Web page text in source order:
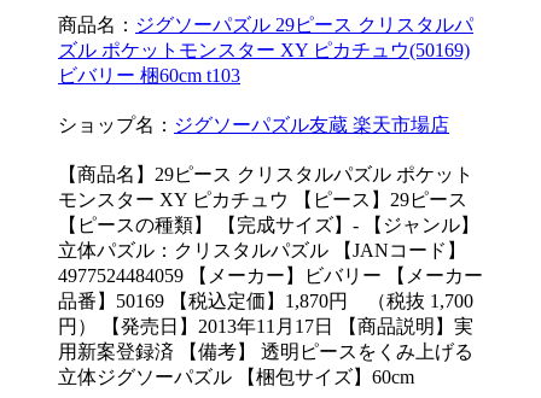
商品名： ジグソーパズル 29ピース クリスタルパ
ズル ポケットモンスター XY ピカチュウ(50169)
ビバリー 梱60cm t103
ショップ名： ジグソーパズル友蔵 楽天市場店
【商品名】29ピース クリスタルパズル ポケット
モンスター XY ピカチュウ 【ピース】29ピース
【ピースの種類】 【完成サイズ】- 【ジャンル】
立体パズル：クリスタルパズル 【JANコード】
4977524484059 【メーカー】ビバリー 【メーカー
品番】50169 【税込定価】1,870円 （税抜 1,700
円） 【発売日】2013年11月17日 【商品説明】実
用新案登録済 【備考】 透明ピースをくみ上げる
立体ジグソーパズル 【梱包サイズ】60cm